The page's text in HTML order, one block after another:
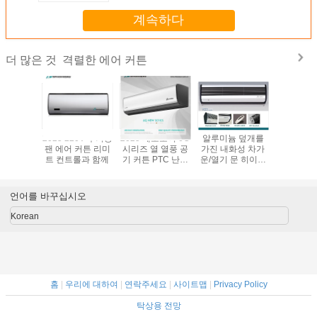
계속하다
더 많은 것 격렬한 에어 커튼
2025 220V 주거용
팬 에어 커튼 리미
트 컨트롤과 함께
2025 테오도어 6G
시리즈 열 열풍 공
기 커튼 PTC 난방
알루미늄 덮개를
가진 내화성 차가
운/열기 문 히이터
언어를 바꾸십시오
Korean
홈 우리에 대하여 연락주세요 사이트맵 Privacy Policy
탁상용 전망